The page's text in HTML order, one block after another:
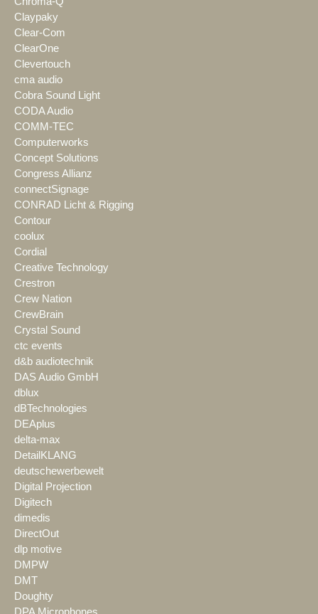
Claypaky
Clear-Com
ClearOne
Clevertouch
cma audio
Cobra Sound Light
CODA Audio
COMM-TEC
Computerworks
Concept Solutions
Congress Allianz
connectSignage
CONRAD Licht & Rigging
Contour
coolux
Cordial
Creative Technology
Crestron
Crew Nation
CrewBrain
Crystal Sound
ctc events
d&b audiotechnik
DAS Audio GmbH
dblux
dBTechnologies
DEAplus
delta-max
DetailKLANG
deutschewerbewelt
Digital Projection
Digitech
dimedis
DirectOut
dlp motive
DMPW
DMT
Doughty